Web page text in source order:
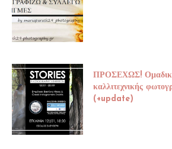
ΠΡΟΣΕΧΩΣ!
καλλιτεχνικής
(+update)